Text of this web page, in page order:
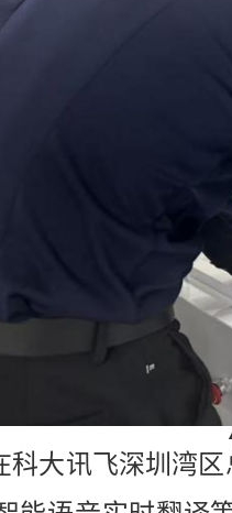
科大讯飞深圳湾